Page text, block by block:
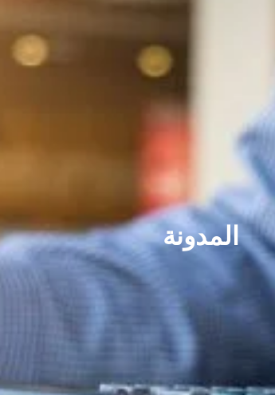
المدونة